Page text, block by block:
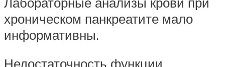
хроническом панкреатите мало
информативны.
Недостаточность функции